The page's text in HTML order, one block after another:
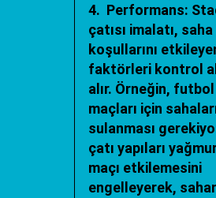
4. Performans:
çatısı imalatı, saha
koşullarını
faktörleri kontrol
alır. Örneğin, futbol
maçları için
sulanması
çatı yapıları
maçı etkilemesini
engelleyerek,